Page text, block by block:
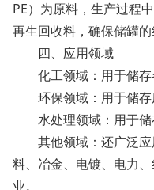
PE）为原料，生产过程
再生回收料，确保储罐的
四、应用领域
化工领域：用于储存
环保领域：用于储存
水处理领域：用于储
其他领域：还广泛应
料、冶金、电镀、电力
业。